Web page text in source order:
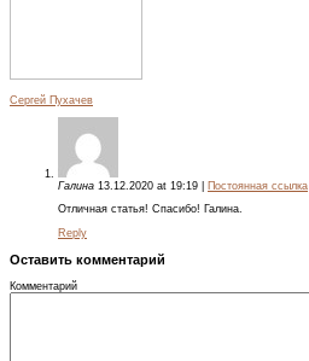
Сергей Пухачев
Галина 13.12.2020 at 19:19
Постоянная ссылка
Отличная статья! Спасибо! Галина.
Reply
Оставить комментарий
Комментарий